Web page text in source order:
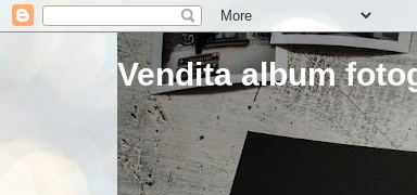
Vendita album